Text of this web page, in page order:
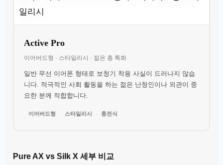
Active Pro
이어버드형 · 스타일리시 · 젊은 층 특화
일반 무선 이어폰 형태로 보청기 착용 사실이 드러나지 않습
니다. 적극적인 사회 활동을 하는 젊은 난청인이나 외관이 중
요한 분께 적합합니다.
이어버드형 스타일리시 충전식
Pure AX vs Silk X 세부 비교